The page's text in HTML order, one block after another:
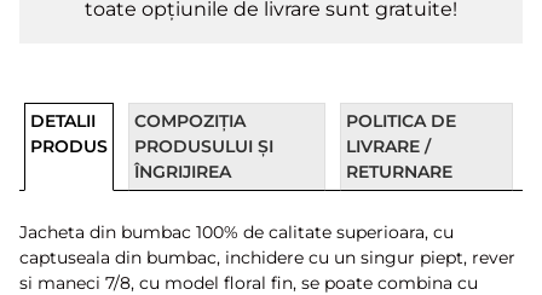
toate opțiunile de livrare sunt gratuite!
DETALII
PRODUS
COMPOZIȚIA
PRODUSULUI ȘI
ÎNGRIJIREA
POLITICA DE
LIVRARE /
RETURNARE
Jacheta din bumbac 100% de calitate superioara, cu
captuseala din bumbac, inchidere cu un singur piept, rever
si maneci 7/8, cu model floral fin, se poate combina cu